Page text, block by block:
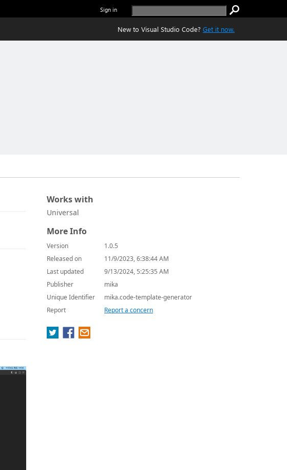
Sign in
New to Visual Studio Code? Get it now.
Works with
Universal
More Info
Version
1.0.5
Released on
11/9/2023, 6:38:44 AM
Last updated
9/13/2024, 5:25:35 AM
Publisher
mika
Unique Identifier
mika.code-template-generator
Report
Report a concern